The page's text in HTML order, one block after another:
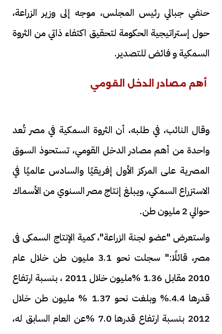
حنفي جبالي رئيس المجلس، موجه إلى وزير الزراعة،
حول إستراتيجية الحكومة لتحقيق اكتفاء ذاتي من الثروة
السمكية و فائض للتصدير.
أهم مصادر الدخل القومي
وقال النائب، في طلبه، أن الثروة السمكية في مصر تُعد
واحدة من أهم مصادر الدخل القومي، تستحوذ السوق
المصرية على المركز الأول إفريقيًا والسادس عالميًا في
الاستزراع السمكي، ويبلغ إنتاج مصر السنوي من الأسماك
حوالي 2 مليون طن.
واستعرض "عضو لجنة الزراعة"، كمية الإنتاج السمكى فى
مصر، قائلًا:" سجلت نحو 3.1 مليون طن خلال عام
2010 مقابل 1.36 %مليون خلال 2011 ، بنسبة ارتفاع
قدرها 4.4.% وبلغت نحو 1.37 % مليون طن خلال
2012 بنسبة ارتفاع قدرها 7.0 %عن العام السابق له،